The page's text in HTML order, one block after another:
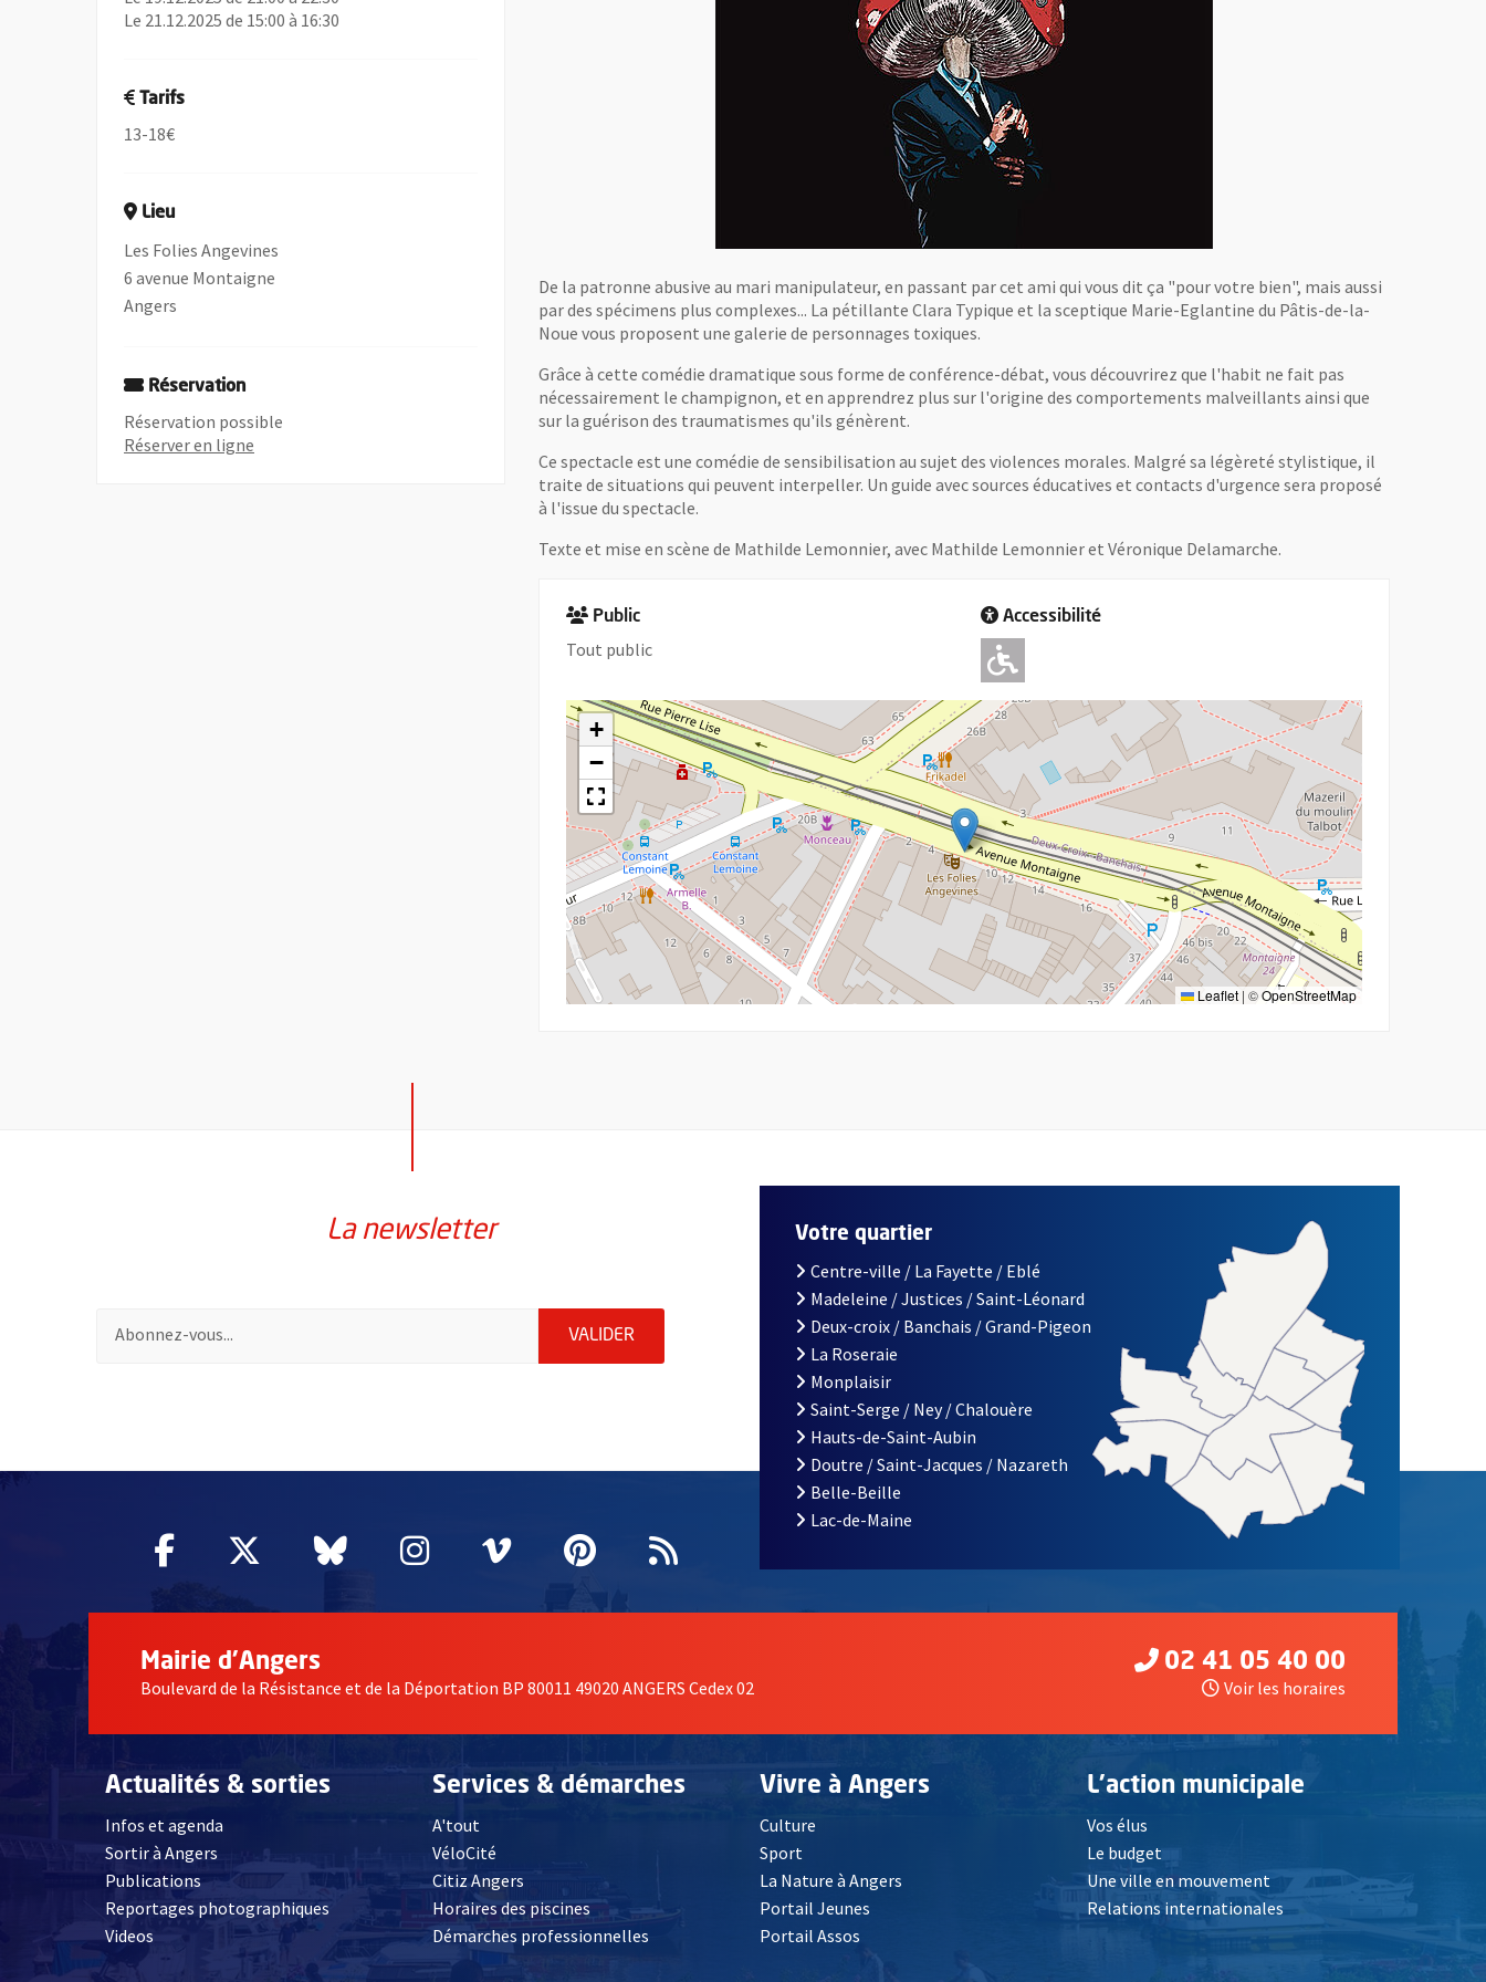
De la patronne abusive au mari manipulateur, en passant par cet ami qui vous dit ça "pour votre bien", mais aussi
par des spécimens plus complexes... La pétillante Clara Typique et la sceptique Marie-Eglantine du Pâtis-de-la-
Noue vous proposent une galerie de personnages toxiques.
Grâce à cette comédie dramatique sous forme de conférence-débat, vous découvrirez que l'habit ne fait pas
nécessairement le champignon, et en apprendrez plus sur l'origine des comportements malveillants ainsi que
sur la guérison des traumatismes qu'ils génèrent.
Ce spectacle est une comédie de sensibilisation au sujet des violences morales. Malgré sa légèreté stylistique, il
traite de situations qui peuvent interpeller. Un guide avec sources éducatives et contacts d'urgence sera proposé
à l'issue du spectacle.
Texte et mise en scène de Mathilde Lemonnier, avec Mathilde Lemonnier et Véronique Delamarche.
Public
Tout public
Accessibilité
Adapté pour l'handicap Moteur
+
−
Leaflet | ©OpenStreetMap
Le 21.12.2025 de 15:00 à 16:30
Tarifs
13-18€
Lieu
Les Folies Angevines
6 avenue Montaigne
Angers
Réservation
Réservation possible
Réserver en ligne
La newsletter
Pour vous inscrire à la lettre d'information de la ville d'Angers, indiquez votre email (champ obligatoire)
VALIDER ENVOYER MA DEMANDE D'INSCRIPTION À LA LETTRE D'INFORMATION DE LA VILLE D'ANGERS
Facebook
, Ouvre une nouvelle fenêtre
Twitter
, Ouvre une nouvelle fenêtre
Bluesky
, Ouvre une nouvelle fenêtre
Instagram
, Ouvre une nouvelle fenêtre
Vimeo
, Ouvre une nouvelle fenêtre
Pinterest
, Ouvre une nouvelle fenêtre
Flux RSS
Votre quartier
Centre-ville / La Fayette / Eblé
Madeleine / Justices / Saint-Léonard
Deux-croix / Banchais / Grand-Pigeon
La Roseraie
Monplaisir
Saint-Serge / Ney / Chalouère
Hauts-de-Saint-Aubin
Doutre / Saint-Jacques / Nazareth
Belle-Beille
Lac-de-Maine
Mairie d'Angers
Boulevard de la Résistance et de la Déportation BP 80011 49020 ANGERS Cedex 02
02 41 05 40 00
Voir les horaires
Actualités & sorties
Infos et agenda
Sortir à Angers
Publications
Reportages photographiques
Videos, Ouvre une nouvelle fenêtre
Services & démarches
A'tout
VéloCité
Citiz Angers , Ouvre une nouvelle fenêtre
Horaires des piscines
Démarches professionnelles
Vivre à Angers
Culture
Sport
La Nature à Angers
Portail Jeunes
Portail Assos
L'action municipale
Vos élus
Le budget
Une ville en mouvement
Relations internationales